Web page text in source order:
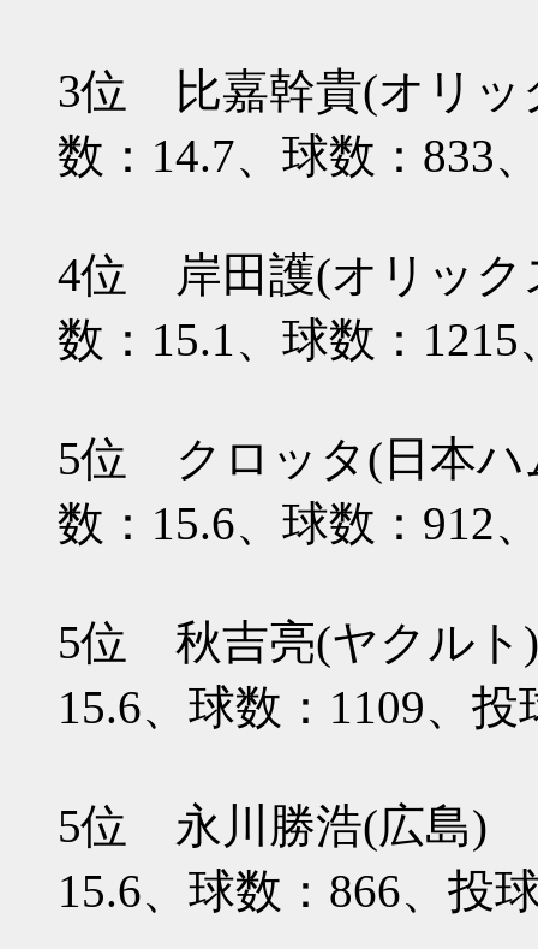
3位 比嘉幹貴(オリ
数：14.7、球数：833
4位 岸田護(オリッ
数：15.1、球数：
5位 クロッタ(日本
数：15.6、球数：912
5位 秋吉亮(ヤクル
15.6、球数：1109、
5位 永川勝浩(広島)
15.6、球数：866、投